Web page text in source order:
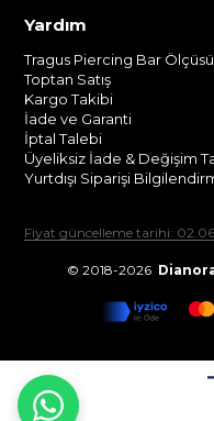
Yardım
Tragus Piercing Bar Ölçüsü
Toptan Satış
Kargo Takibi
İade ve Garanti
İptal Talebi
Üyeliksiz İade & Değişim
Yurtdışı Siparişi
Fiyat güncelleme tarihi:
© 2018-2026